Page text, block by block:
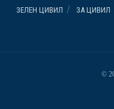
ЗЕЛЕН ЦИВИЛ ЗА ЦИВИЛ
©